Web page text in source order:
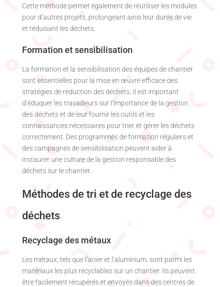
Cette méthode permet également de réutiliser les modules
pour d’autres projets, prolongeant ainsi leur durée de vie
et réduisant les déchets.
Formation et sensibilisation
La formation et la sensibilisation des équipes de chantier
sont essentielles pour la mise en œuvre efficace des
stratégies de réduction des déchets. Il est important
d’éduquer les travailleurs sur l’importance de la gestion
des déchets et de leur fournir les outils et les
connaissances nécessaires pour trier et gérer les déchets
correctement. Des programmes de formation réguliers et
des campagnes de sensibilisation peuvent aider à
instaurer une culture de la gestion responsable des
déchets sur le chantier.
Méthodes de tri et de recyclage des
déchets
Recyclage des métaux
Les métaux, tels que l’acier et l’aluminium, sont parmi les
matériaux les plus recyclables sur un chantier. Ils peuvent
être facilement récupérés et envoyés dans des centres de